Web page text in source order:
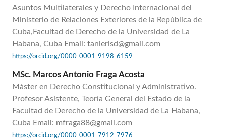
Asuntos Multilaterales y Derecho Internacional del
Ministerio de Relaciones Exteriores de la República de
Cuba,Facultad de Derecho de la Universidad de La
Habana, Cuba Email: tanierisd@gmail.com
https://orcid.org/0000-0001-9198-6159
MSc. Marcos Antonio Fraga Acosta
Máster en Derecho Constitucional y Administrativo.
Profesor Asistente, Teoría General del Estado de la
Facultad de Derecho de la Universidad de La Habana,
Cuba Email: mfraga88@gmail.com
https://orcid.org/0000-0001-7912-7976